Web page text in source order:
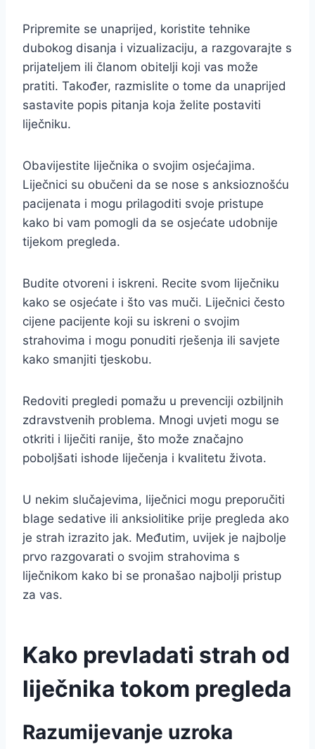
Pripremite se unaprijed, koristite tehnike
dubokog disanja i vizualizaciju, a razgovarajte s
prijateljem ili članom obitelji koji vas može
pratiti. Također, razmislite o tome da unaprijed
sastavite popis pitanja koja želite postaviti
liječniku.
Obavijestite liječnika o svojim osjećajima.
Liječnici su obučeni da se nose s anksioznošću
pacijenata i mogu prilagoditi svoje pristupe
kako bi vam pomogli da se osjećate udobnije
tijekom pregleda.
Budite otvoreni i iskreni. Recite svom liječniku
kako se osjećate i što vas muči. Liječnici često
cijene pacijente koji su iskreni o svojim
strahovima i mogu ponuditi rješenja ili savjete
kako smanjiti tjeskobu.
Redoviti pregledi pomažu u prevenciji ozbiljnih
zdravstvenih problema. Mnogi uvjeti mogu se
otkriti i liječiti ranije, što može značajno
poboljšati ishode liječenja i kvalitetu života.
U nekim slučajevima, liječnici mogu preporučiti
blage sedative ili anksiolitike prije pregleda ako
je strah izrazito jak. Međutim, uvijek je najbolje
prvo razgovarati o svojim strahovima s
liječnikom kako bi se pronašao najbolji pristup
za vas.
Kako prevladati strah od
liječnika tokom pregleda
Razumijevanje uzroka